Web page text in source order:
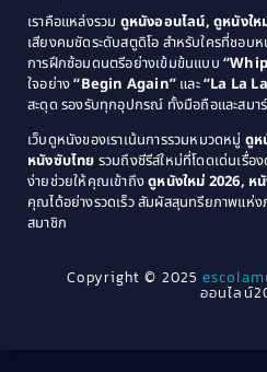
Coming of Age ก้
Coming-of-
Community
Crime อาชญาก
Cult Film
1979
1976
1974
1971
1969
1964
1940
เราคือแหล่งรวม ดูหนังออนไลน์, ดูหนังให
เสียงคมชัดระดับสตูดิโอ สำหรับใครที่ชอบ
การฝึกซ้อมดนตรีอย่างเข้มข้นแบบ
ใจอย่าง“Begin Again” และ“La La
สะดุด รองรับทุกอุปกรณ์ ทั้งมือถือและสมา
เว็บดูหนังของเราเน้นการรวมหมวดหมู่ ดูห
หนังซับไทย รวมถึงซีรีส์ใหม่ที่โดดเด่นเรื่
ง่ายช่วยให้คุณเข้าถึงดูหนังใหม่ 2026, ห
คุณได้อย่างรวดเร็ว สัมผัสสุนทรียภาพแห่
สมาชิก
Copyright © 2025
ออนไลน์